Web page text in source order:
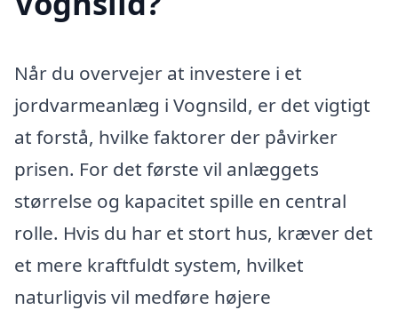
Når du overvejer at investere i et
jordvarmeanlæg i Vognsild, er det vigtigt
at forstå, hvilke faktorer der påvirker
prisen. For det første vil anlæggets
størrelse og kapacitet spille en central
rolle. Hvis du har et stort hus, kræver det
et mere kraftfuldt system, hvilket
naturligvis vil medføre højere